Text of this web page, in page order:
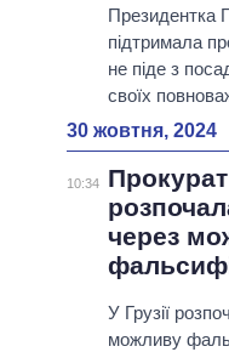
Президентка
підтримала
не піде з
своїх
30 жовтня, 2024
10:34
через
У Грузії
можливу